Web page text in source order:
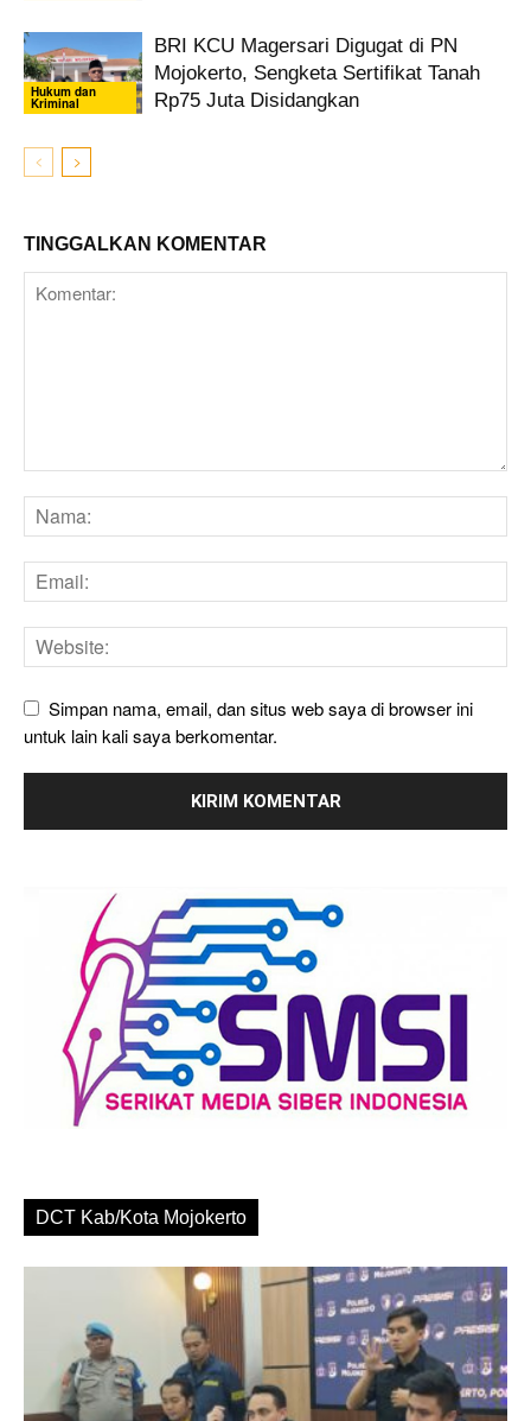
Hukum dan
Kriminal
BRI KCU Magersari Digugat di PN
Mojokerto, Sengketa Sertifikat Tanah
Rp75 Juta Disidangkan
TINGGALKAN KOMENTAR
Simpan nama, email, dan situs web saya di browser ini
untuk lain kali saya berkomentar.
DCT Kab/Kota Mojokerto